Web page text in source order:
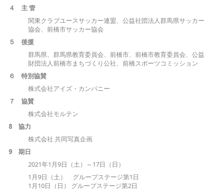
４ 主 管
関東クラブユースサッカー連盟、公益社団法人群馬県サッカー
協会、前橋市サッカー協会
５
後援
群馬県、群馬県教育委員会、前橋市、前橋市教育委員会、公益
財団法人前橋市まちづくり公社、前橋スポーツコミッション
６ 特別協賛
株式会社アイズ・カンパニー
７
協賛
株式会社モルテン
8 協力
株式会社 共同写真企画
9 期日
2021年1月9日（土）～17日（日）
1月9日（土） グループステージ第1日
1月10日（日） グループステージ第2日